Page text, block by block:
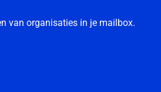
van organisaties in je mailbox.